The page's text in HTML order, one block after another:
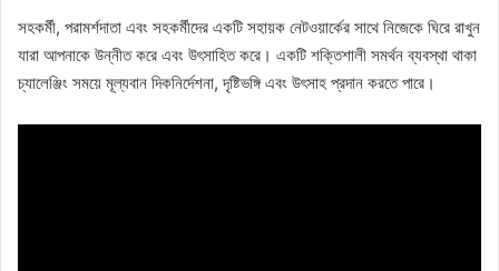
সহকর্মী, পরামর্শদাতা এবং সহকর্মীদের একটি সহায়ক নেটওয়ার্কের সাথে নিজেকে ঘিরে রাখুন
যারা আপনাকে উন্নীত করে এবং উৎসাহিত করে। একটি শক্তিশালী সমর্থন ব্যবস্থা থাকা
চ্যালেঞ্জিং সময়ে মূল্যবান দিকনির্দেশনা, দৃষ্টিভঙ্গি এবং উৎসাহ প্রদান করতে পারে।